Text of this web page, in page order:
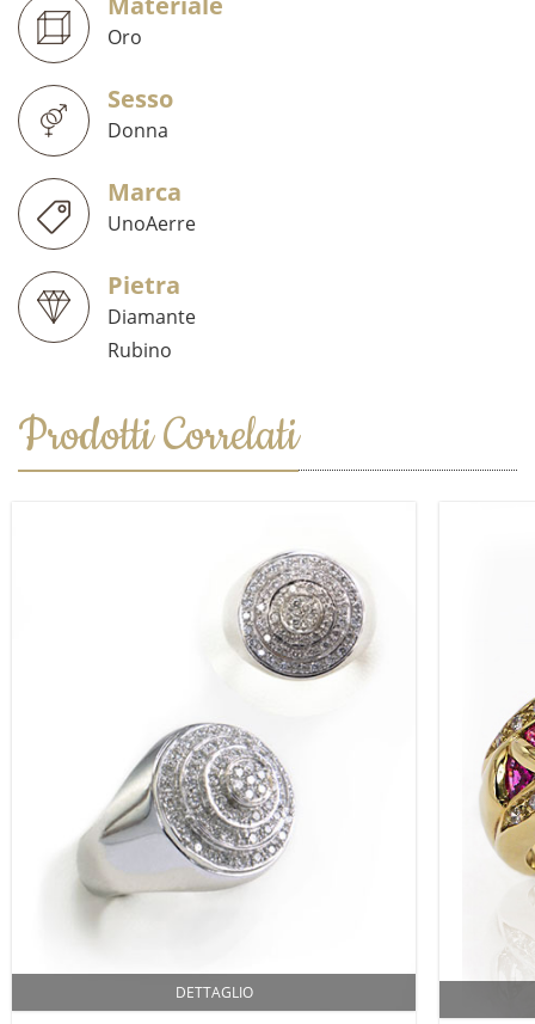
Oro
Sesso
Donna
Marca
UnoAerre
Pietra
Diamante
Rubino
Prodotti Correlati
DETTAGLIO